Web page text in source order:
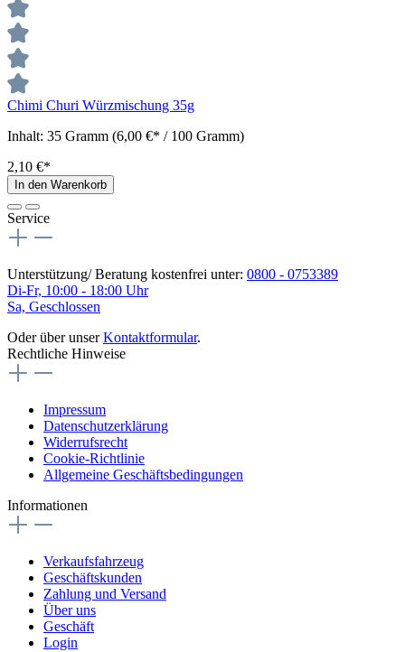
Chimi Churi Würzmischung 35g
Inhalt: 35 Gramm (6,00 €* / 100 Gramm)
2,10 €*
In den Warenkorb
Service
Unterstützung/ Beratung kostenfrei unter: 0800 - 0753389
Di-Fr, 10:00 - 18:00 Uhr
Sa, Geschlossen
Oder über unserKontaktformular.
Rechtliche Hinweise
Impressum
Datenschutzerklärung
Widerrufsrecht
Cookie-Richtlinie
Allgemeine Geschäftsbedingungen
Informationen
Verkaufsfahrzeug
Geschäftskunden
Zahlung und Versand
Über uns
Geschäft
Login